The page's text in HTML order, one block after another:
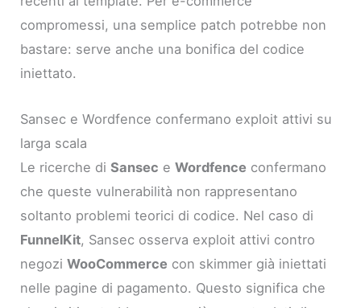
compromessi, una semplice patch potrebbe non
bastare: serve anche una bonifica del codice
iniettato.
Sansec e Wordfence confermano exploit attivi su
larga scala
Le ricerche diSansec eWordfence confermano
che queste vulnerabilità non rappresentano
soltanto problemi teorici di codice. Nel caso di
FunnelKit, Sansec osserva exploit attivi contro
negoziWooCommerce con skimmer già iniettati
nelle pagine di pagamento. Questo significa che